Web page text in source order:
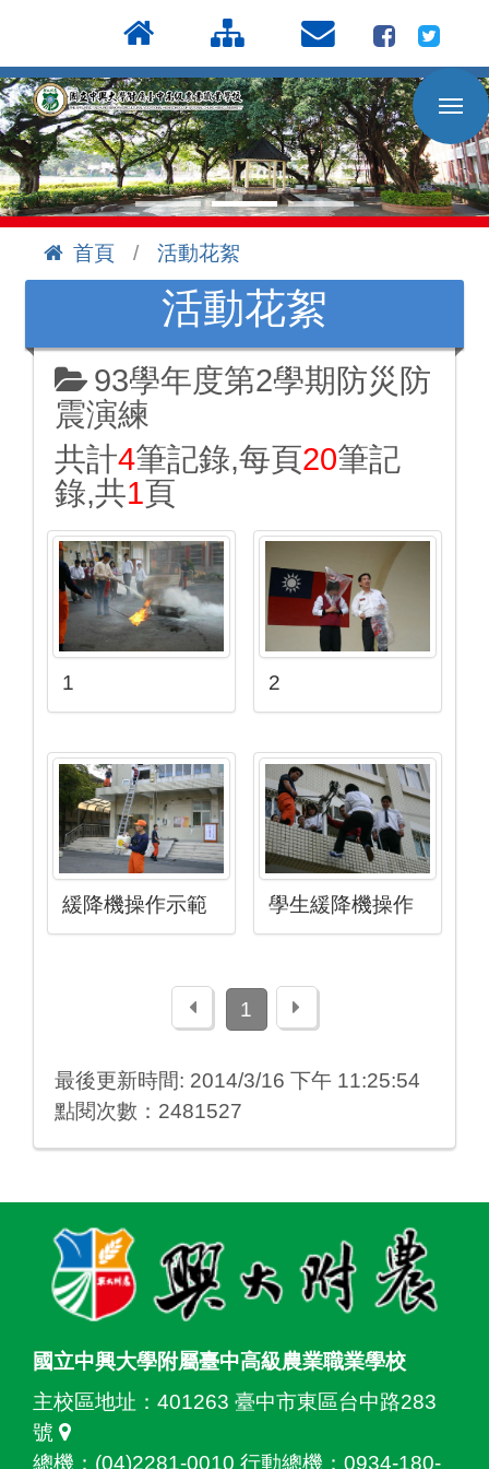
到
主
要
內
容
區
首頁
活動花絮
活動花絮
93學年度第2學期防災防
震演練
共計4筆記錄,每頁20筆記
錄,共1頁
1 2
緩降機操作示範 學生緩降機操作
上一頁1 下一頁
最後更新時間: 2014/3/16 下午 11:25:54
點閱次數：2481527
國立中興大學附屬臺中高級農業職業學校
主校區地址： 401263 臺中市東區台中路283
號
總機：(04)2281-0010 行動總機：0934-180-